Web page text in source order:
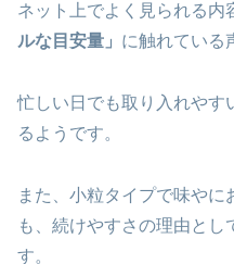
ネット上でよく見られる内
ルな目安量」 に触れている
忙しい日でも取り入れやす
るようです。
また、小粒タイプで味や
も、続けやすさの理由とし
す。